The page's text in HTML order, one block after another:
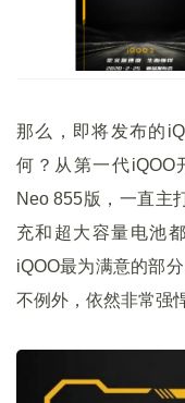
那么，即将发布的
何？从第一代iQOO
Neo 855版，一直主
充和超大容量电池
iQOO最为满意的部
不例外，依然非常强